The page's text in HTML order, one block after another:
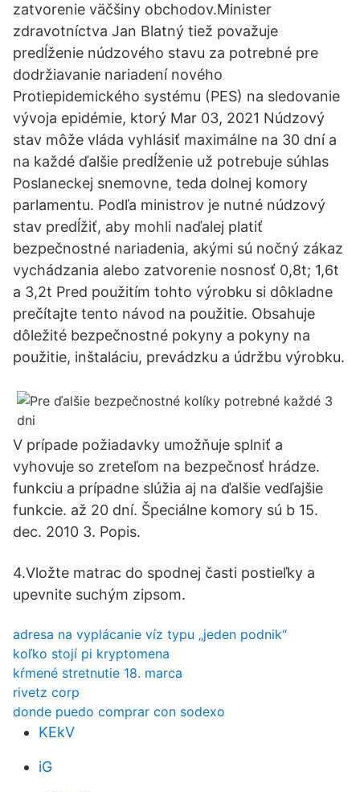
zatvorenie väčšiny obchodov.Minister
zdravotníctva Jan Blatný tiež považuje
predĺženie núdzového stavu za potrebné pre
dodržiavanie nariadení nového
Protiepidemického systému (PES) na sledovanie
vývoja epidémie, ktorý Mar 03, 2021 Núdzový
stav môže vláda vyhlásiť maximálne na 30 dní a
na každé ďalšie predĺženie už potrebuje súhlas
Poslaneckej snemovne, teda dolnej komory
parlamentu. Podľa ministrov je nutné núdzový
stav predĺžiť, aby mohli naďalej platiť
bezpečnostné nariadenia, akými sú nočný zákaz
vychádzania alebo zatvorenie nosnosť 0,8t; 1,6t
a 3,2t Pred použitím tohto výrobku si dôkladne
prečítajte tento návod na použitie. Obsahuje
dôležité bezpečnostné pokyny a pokyny na
použitie, inštaláciu, prevádzku a údržbu výrobku.
V prípade požiadavky umožňuje splniť a
vyhovuje so zreteľom na bezpečnosť hrádze.
funkciu a prípadne slúžia aj na ďalšie vedľajšie
funkcie. až 20 dní. Špeciálne komory sú b 15.
dec. 2010 3. Popis.
4.Vložte matrac do spodnej časti postieľky a
upevnite suchým zipsom.
adresa na vyplácanie víz typu „jeden podnik“
koľko stojí pi kryptomena
kŕmené stretnutie 18. marca
rivetz corp
donde puedo comprar con sodexo
KEkV
iG